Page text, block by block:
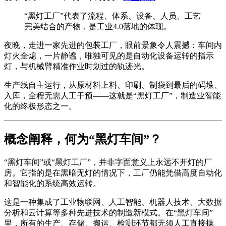
“黑灯工厂”代表了流程、体系、设备、人员、工艺
完美结合的产物，是工业4.0落地的体现。
夜晚，走进一家先进的包装工厂，眼前景象令人震撼：车间内
灯火全熄，一片静谧，唯独可见的是自动化设备运转的指示
灯，与机械臂精准作业时划过的轨迹光。
生产线自主运行，从原材料上料、印刷、制袋到最后的码垛、
入库，全程无需人工干预——这就是“黑灯工厂”，制造业智能
化的终极形态之一。
概念阐释，何为“黑灯车间”？
“黑灯车间”或“黑灯工厂”，并非字面意义上永远不开灯的厂
房。它指的是在黑暗无灯的情况下，工厂仍能凭借高度自动化
和智能化的系统高效运转。
这是一种集成了工业物联网、人工智能、机器人技术、大数据
分析和云计算等多种先进技术的制造新模式。在“黑灯车间”
里，所有的生产、存储、搬运、检测环节都无须人工直接操